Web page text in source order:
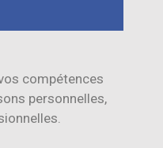
compétences
personnelles,